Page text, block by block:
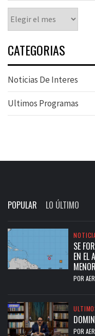
CATEGORIAS
Noticias De Interes
Ultimos Programas
POPULAR LO ÚLTIMO
SE
EN EL
POR
POR